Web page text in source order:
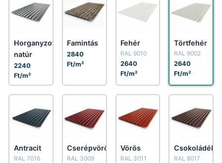
Horganyzott
natúr
2240
Ft/m²
Famintás
2840
Ft/m²
Fehér
RAL 9010
2640
Ft/m²
Törtfehér
RAL 9002
2640
Ft/m²
Antracit
RAL 7016
Cserépvörös
RAL 3009
Vörös
RAL 3011
RAL 8017